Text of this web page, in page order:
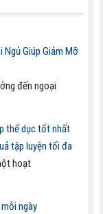
Ngủ Giúp Giảm Mỡ
đến ngoại
thể dục tốt nhất
tập luyện tối đa
hoạt
ngày